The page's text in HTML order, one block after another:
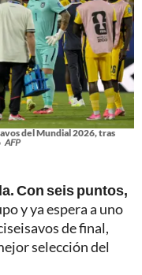
del Mundial 2026, tras
AFP
Con seis puntos,
y ya espera a uno
de final,
selección del